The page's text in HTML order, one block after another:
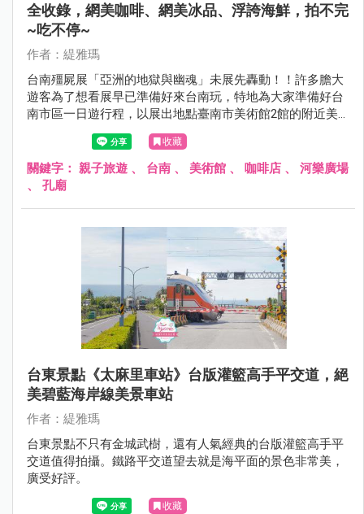
全收錄，網美咖啡、網美冰品、浮誇海鮮，拍不完
~吃不停~
作者：緹雅瑪
台南殭屍展「亞洲的地獄與幽魂」未展先轟動！！許多膽大
遊客為了想看展早已準備好來台南玩，特地為大家準備好台
南市區一日遊行程，以展出地點臺南市美術館2館的附近美
食景點推薦給大家，想推薦的台南美食景點太多，所以文章
內可依喜好作刪減，人氣名店有可能需要排隊，也要有心理
準備哦~
收藏
關鍵字： 親子旅遊 、 台南 、 美術館 、 咖啡店 、 河樂廣場
、 孔廟
台東景點《太麻里車站》台版灌籃高手平交道，絕
美碧藍海岸線美景車站
作者：緹雅瑪
台東景點不只有金城武樹，還有人氣經典的台版灌籃高手平
交道值得拍攝。鐵路平交道望去就是海平面的景色非常美，
廣受好評。
收藏